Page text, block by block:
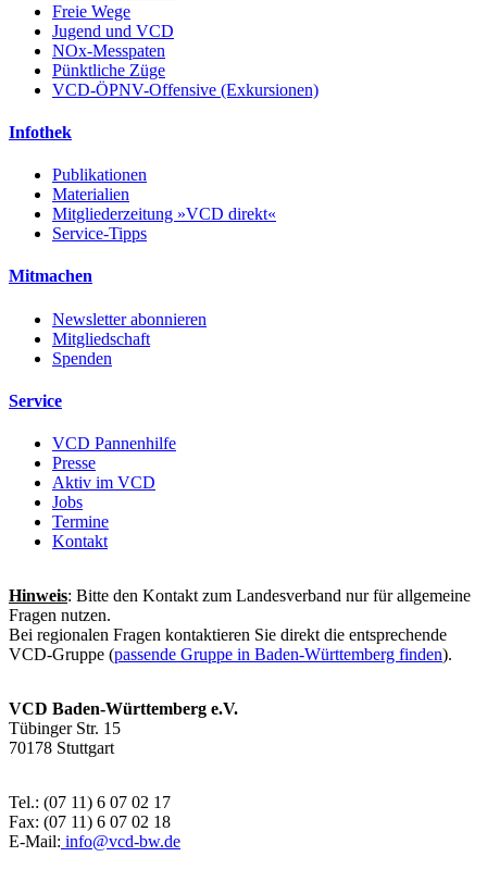
Freie Wege
Jugend und VCD
NOx-Messpaten
Pünktliche Züge
VCD-ÖPNV-Offensive (Exkursionen)
Infothek
Publikationen
Materialien
Mitgliederzeitung »VCD direkt«
Service-Tipps
Mitmachen
Newsletter abonnieren
Mitgliedschaft
Spenden
Service
VCD Pannenhilfe
Presse
Aktiv im VCD
Jobs
Termine
Kontakt
Hinweis: Bitte den Kontakt zum Landesverband nur für allgemeine
Fragen nutzen.
Bei regionalen Fragen kontaktieren Sie direkt die entsprechende
VCD-Gruppe (passende Gruppe in Baden-Württemberg finden).
VCD Baden-Württemberg e.V.
Tübinger Str. 15
70178 Stuttgart
Tel.: (07 11) 6 07 02 17
Fax: (07 11) 6 07 02 18
E-Mail: info@vcd-bw.de